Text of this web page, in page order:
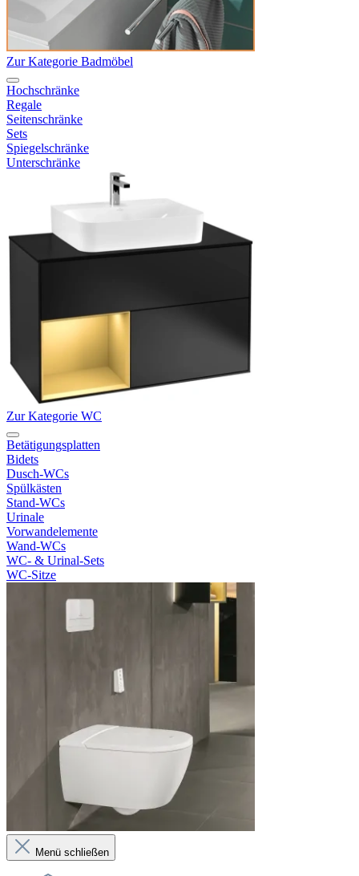
Zur Kategorie Badmöbel
Hochschränke
Regale
Seitenschränke
Sets
Spiegelschränke
Unterschränke
Zur Kategorie WC
Betätigungsplatten
Bidets
Dusch-WCs
Spülkästen
Stand-WCs
Urinale
Vorwandelemente
Wand-WCs
WC- & Urinal-Sets
WC-Sitze
Menü schließen